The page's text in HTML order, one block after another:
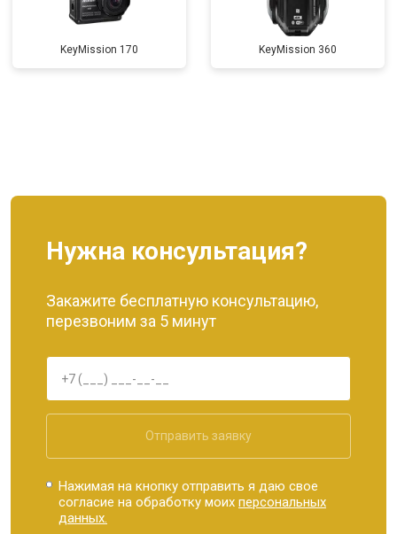
KeyMission 170 KeyMission 360
Нужна консультация?
Закажите бесплатную консультацию,
перезвоним за 5 минут
Отправить заявку
Нажимая на кнопку отправить я даю свое
согласие на обработку моихперсональных
данных.